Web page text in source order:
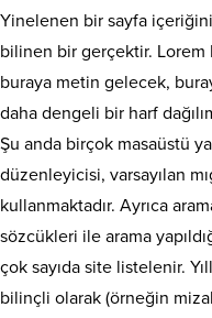
Yinelenen bir sayfa
bilinen bir gerçektir. Lorem
buraya metin gelecek,
daha dengeli bir harf
Şu anda birçok masaüstü
düzenleyicisi, varsayılan
kullanmaktadır. Ayrıca
sözcükleri ile arama
çok sayıda site listelenir.
bilinçli olarak (örneğin